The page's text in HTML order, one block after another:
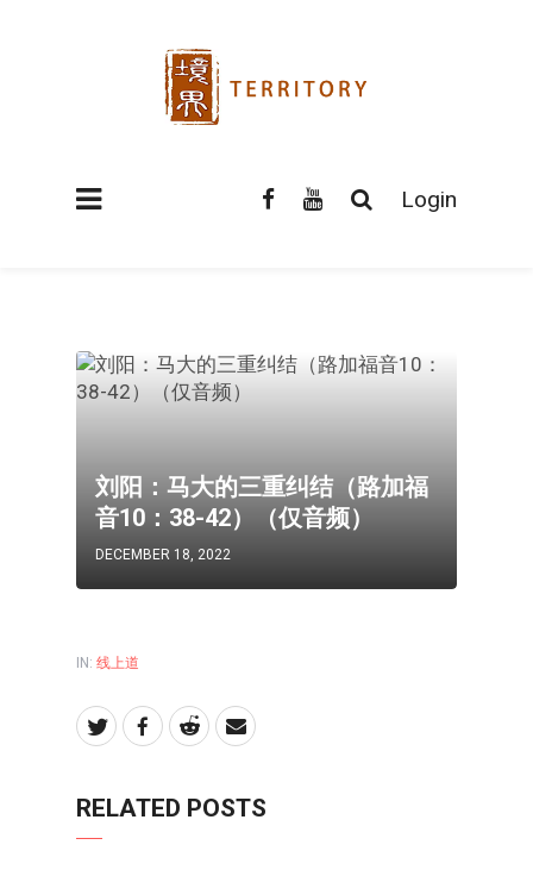
Login
刘阳：马大的三重纠结（路加福
音10：38-42）（仅音频）
DECEMBER 18, 2022
IN: 线上道
RELATED POSTS